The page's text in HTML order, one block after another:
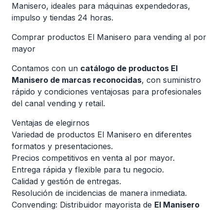
Manisero, ideales para máquinas expendedoras,
impulso y tiendas 24 horas.
Comprar productos El Manisero para vending al por
mayor
Contamos con un catálogo de productos El
Manisero de marcas reconocidas, con suministro
rápido y condiciones ventajosas para profesionales
del canal vending y retail.
Ventajas de elegirnos
Variedad de productos El Manisero en diferentes
formatos y presentaciones.
Precios competitivos en venta al por mayor.
Entrega rápida y flexible para tu negocio.
Calidad y gestión de entregas.
Resolución de incidencias de manera inmediata.
Convending: Distribuidor mayorista de El Manisero